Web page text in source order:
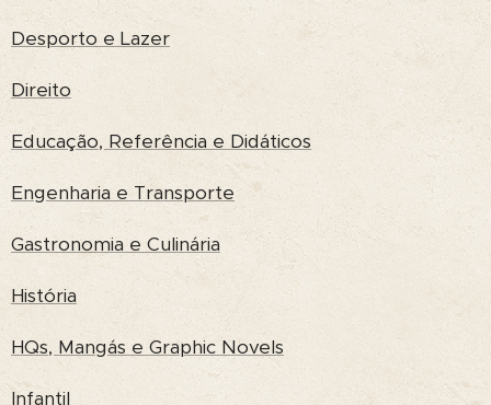
Desporto e Lazer
Direito
Educação, Referência e Didáticos
Engenharia e Transporte
Gastronomia e Culinária
História
HQs, Mangás e Graphic Novels
Infantil